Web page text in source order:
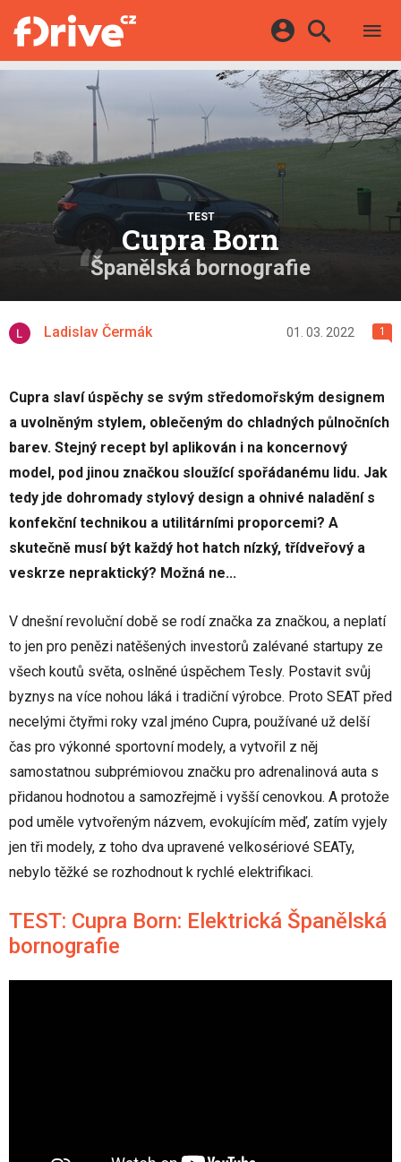
TESTY
MAPA STANIC
VIDEA
DALŠÍ
ELEKTROMOBILY
E-MOTORSPORT
OSTATNÍ
Přihlášení a registrace pomocí:
Facebook Google
Twitter
TEST
Cupra Born
Španělská bornografie
Ladislav Čermák 01. 03. 2022 1
Cupra slaví úspěchy se svým středomořským designem
a uvolněným stylem, oblečeným do chladných půlnočních
barev. Stejný recept byl aplikován i na koncernový
model, pod jinou značkou sloužící spořádanému lidu. Jak
tedy jde dohromady stylový design a ohnivé naladění s
konfekční technikou a utilitárními proporcemi? A
skutečně musí být každý hot hatch nízký, třídveřový a
veskrze nepraktický? Možná ne...
V dnešní revoluční době se rodí značka za značkou, a neplatí
to jen pro penězi natěšených investorů zalévané startupy ze
všech koutů světa, oslněné úspěchem Tesly. Postavit svůj
byznys na více nohou láká i tradiční výrobce. Proto SEAT před
necelými čtyřmi roky vzal jméno Cupra, používané už delší
čas pro výkonné sportovní modely, a vytvořil z něj
samostatnou subprémiovou značku pro adrenalinová auta s
přidanou hodnotou a samozřejmě i vyšší cenovkou. A protože
pod uměle vytvořeným názvem, evokujícím měď, zatím vyjely
jen tři modely, z toho dva upravené velkosériové SEATy,
nebylo těžké se rozhodnout k rychlé elektrifikaci.
TEST: Cupra Born: Elektrická Španělská
bornografie